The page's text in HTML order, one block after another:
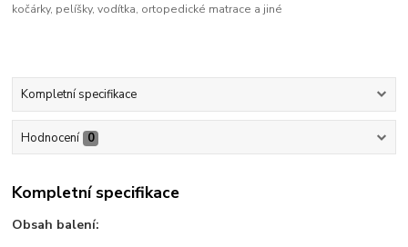
kočárky, pelíšky, vodítka, ortopedické matrace a jiné
Kompletní specifikace
Hodnocení 0
Kompletní specifikace
Obsah balení: